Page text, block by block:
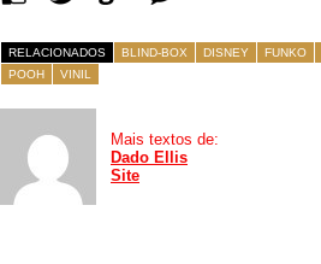
RELACIONADOS BLIND-BOX DISNEY FUNKO
POOH
VINIL
Mais textos de:
Dado Ellis
Site